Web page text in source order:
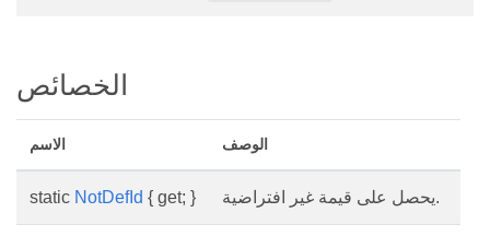
الخصائص
الاسم الوصف
static NotDefId { get; } يحصل على قيمة غير افتراضية.